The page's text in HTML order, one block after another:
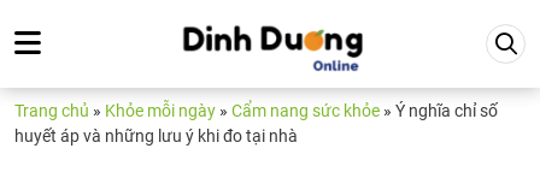
Trang chủ » Khỏe mỗi ngày » Cẩm nang sức khỏe » Ý nghĩa chỉ số
huyết áp và những lưu ý khi đo tại nhà